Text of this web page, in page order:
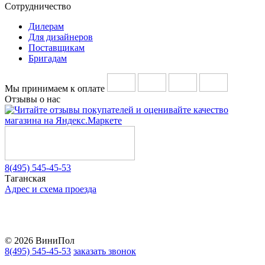
Сотрудничество
Дилерам
Для дизайнеров
Поставщикам
Бригадам
Мы принимаем к оплате
Отзывы о нас
8(495) 545-45-53
Таганская
Адрес и схема проезда
© 2026 ВиниПол
8(495) 545-45-53 заказать звонок